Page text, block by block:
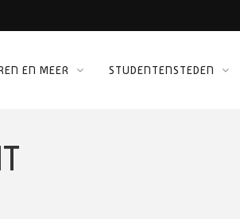
EN MEER STUDENTENSTEDEN